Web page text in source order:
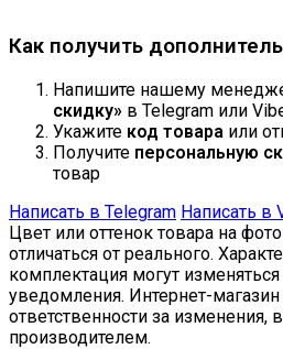
Как получить
Напишите нашему
скидку» в Telegram или
Укажите код товара или
Получите персональную
товар
Написать в Telegram Написать в
Цвет или оттенок товара на
отличаться от реального.
комплектация могут
уведомления. Интернет-магазин
ответственности за изменения,
производителем.